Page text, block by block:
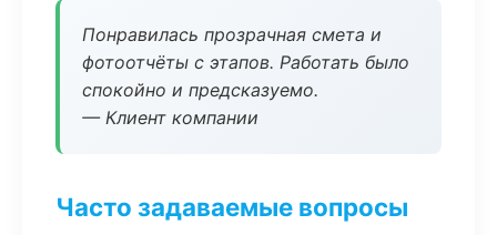
Понравилась прозрачная смета и
фотоотчёты с этапов. Работать было
спокойно и предсказуемо.
— Клиент компании
Часто задаваемые вопросы